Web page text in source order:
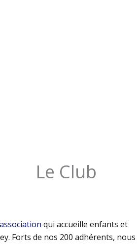
Le Club
association qui accueille enfants et
Forts de nos 200 adhérents, nous